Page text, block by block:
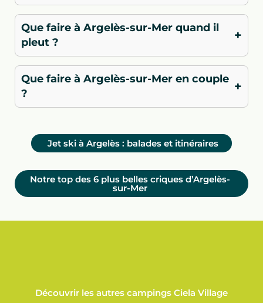
Que faire à Argelès-sur-Mer quand il
pleut ?
+
Que faire à Argelès-sur-Mer en couple
?
+
Jet ski à Argelès : balades et itinéraires
Notre top des 6 plus belles criques d’Argelès-
sur-Mer
Découvrir les autres campings Ciela Village